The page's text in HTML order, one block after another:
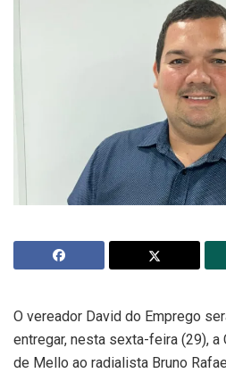
O vereador David do Emprego
entregar, nesta sexta-feira (29), a
de Mello ao radialista Bruno